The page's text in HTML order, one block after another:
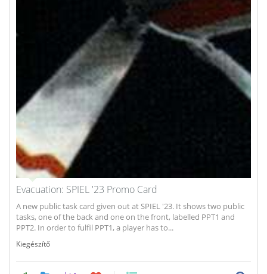
Evacuation: SPIEL '23 Promo Card
A new public task card given out at SPIEL '23. It shows two public
tasks, one of the back and one on the front, labelled PPT1 and
PPT2. In order to fulfil PPT1, a player has to...
Kiegészítő